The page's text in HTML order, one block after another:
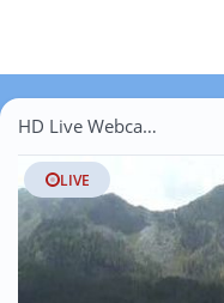
HD Live Webcams Banni
LIVE